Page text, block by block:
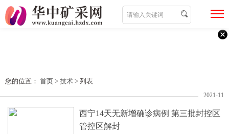
您的位置： 首页 > 技术 > 列表
西宁14天无新增确诊病例 第三批封控区
管控区解封
2021-11